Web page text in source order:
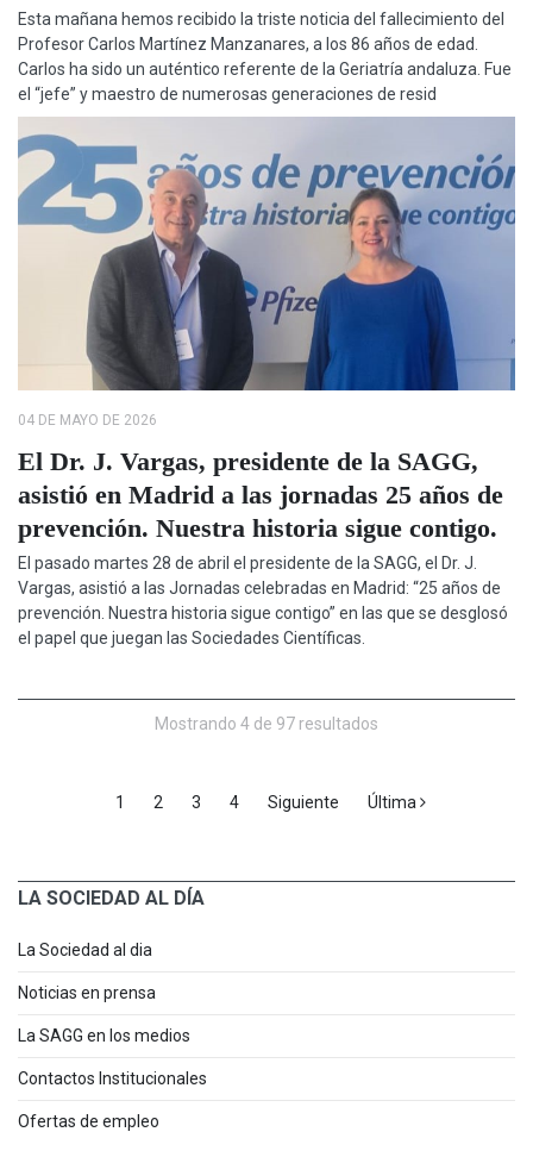
Esta mañana hemos recibido la triste noticia del fallecimiento del
Profesor Carlos Martínez Manzanares, a los 86 años de edad.
Carlos ha sido un auténtico referente de la Geriatría andaluza. Fue
el “jefe” y maestro de numerosas generaciones de resid
04 DE MAYO DE 2026
El Dr. J. Vargas, presidente de la SAGG,
asistió en Madrid a las jornadas 25 años de
prevención. Nuestra historia sigue contigo.
El pasado martes 28 de abril el presidente de la SAGG, el Dr. J.
Vargas, asistió a las Jornadas celebradas en Madrid: “25 años de
prevención. Nuestra historia sigue contigo” en las que se desglosó
el papel que juegan las Sociedades Científicas.
Mostrando 4 de 97 resultados
1 2 3 4 Siguiente Última
LA SOCIEDAD AL DÍA
La Sociedad al dia
Noticias en prensa
La SAGG en los medios
Contactos Institucionales
Ofertas de empleo